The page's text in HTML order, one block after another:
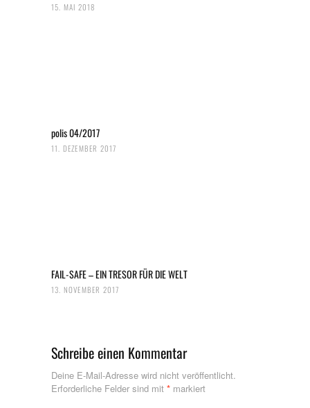
15. MAI 2018
polis 04/2017
11. DEZEMBER 2017
FAIL-SAFE – EIN TRESOR FÜR DIE WELT
13. NOVEMBER 2017
Schreibe einen Kommentar
Deine E-Mail-Adresse wird nicht veröffentlicht.
Erforderliche Felder sind mit * markiert